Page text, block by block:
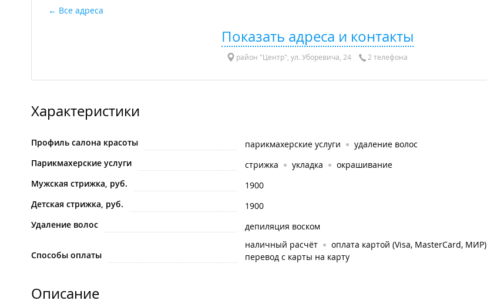
Все адреса
Показать адреса и контакты
район "Центр", ул. Уборевича, 24 2 телефона
Характеристики
Профиль салона красоты парикмахерские услуги
удаление волос
Парикмахерские услуги
стрижка укладка
окрашивание
Мужская стрижка, руб.
1900
Детская стрижка, руб.
1900
Удаление волос
депиляция воском
Способы оплаты
наличный расчёт оплата картой (Visa, MasterCard, МИР)
перевод с карты на карту
Описание